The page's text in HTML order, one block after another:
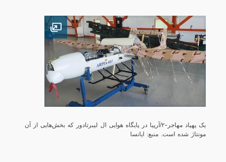
Open image
یک پهپاد مهاجر-۲/آرپیا در پایگاه هوایی ال لیبرتادور که بخش‌هایی از آن
مونتاژ شده است. منبع: ایانسا